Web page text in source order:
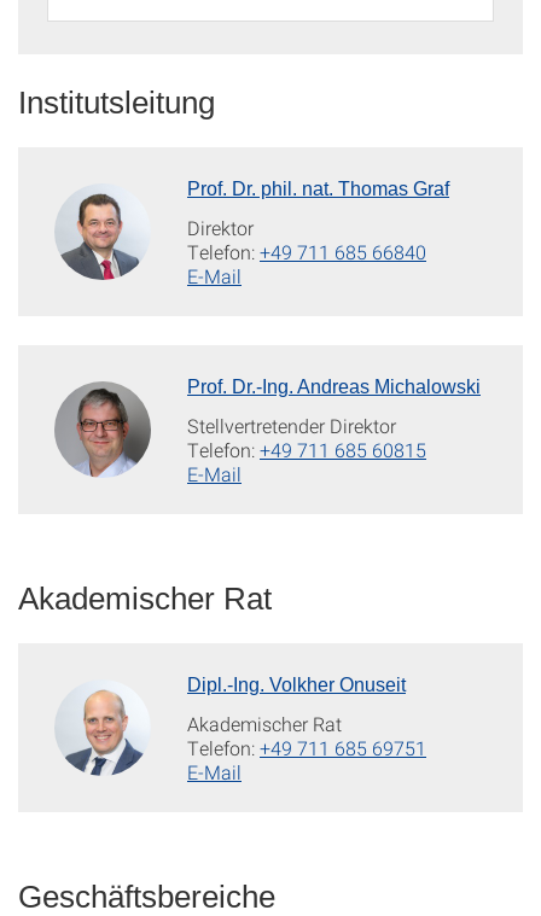
Institutsleitung
Prof. Dr. phil. nat. Thomas Graf
Direktor
Telefon:+49 711 685 66840
E-Mail
Prof. Dr.-Ing. Andreas Michalowski
Stellvertretender Direktor
Telefon:+49 711 685 60815
E-Mail
Akademischer Rat
Dipl.-Ing. Volkher Onuseit
Akademischer Rat
Telefon:+49 711 685 69751
E-Mail
Geschäftsbereiche